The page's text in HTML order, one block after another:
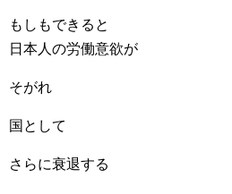
もしもできると
日本人の労働意欲が
そがれ
国として
さらに衰退する